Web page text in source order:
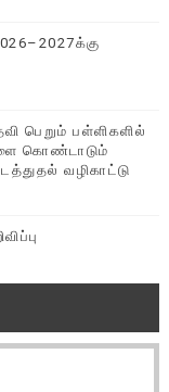
பெறும் பள்ளிகளில்
கொண்டாடும்
வழிகாட்டு